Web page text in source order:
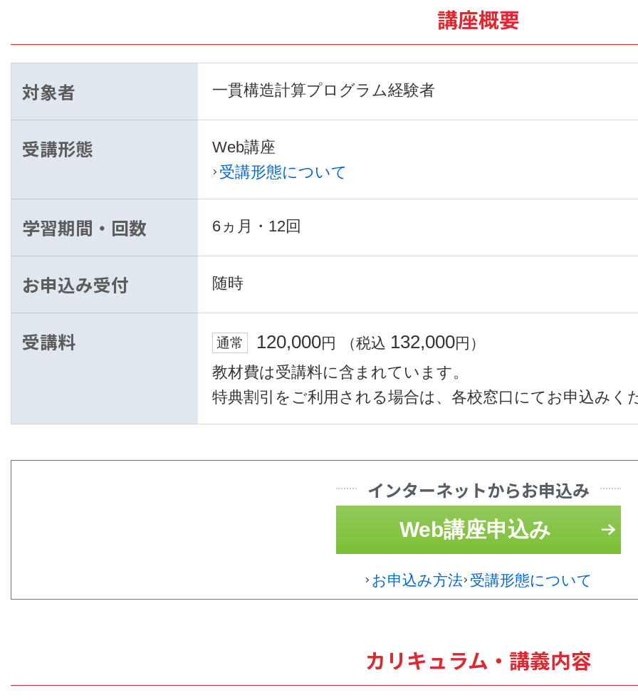
講座概要
対象者 一貫構造計算プログラム経験者
受講形態
Web講座
受講形態について
学習期間・回数 6ヵ月・12回
お申込み受付 随時
受講料 通常 120,000円 （税込 132,000円）
教材費は受講料に含まれています。
特典割引をご利用される場合は、各校窓口にてお申込みく
インターネットからお申込み
Web講座申込み
お申込み方法 受講形態について
カリキュラム・講義内容